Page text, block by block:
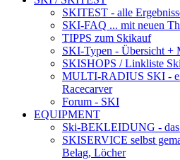
SKITEST - alle
SKI-FAQ ... mit neuen
TIPPS zum Skikauf
SKI-Typen - Übersicht +
SKISHOPS / Linkliste
MULTI-RADIUS SKI -
Racecarver
Forum - SKI
EQUIPMENT
Ski-BEKLEIDUNG -
SKISERVICE selbst
Belag, Löcher